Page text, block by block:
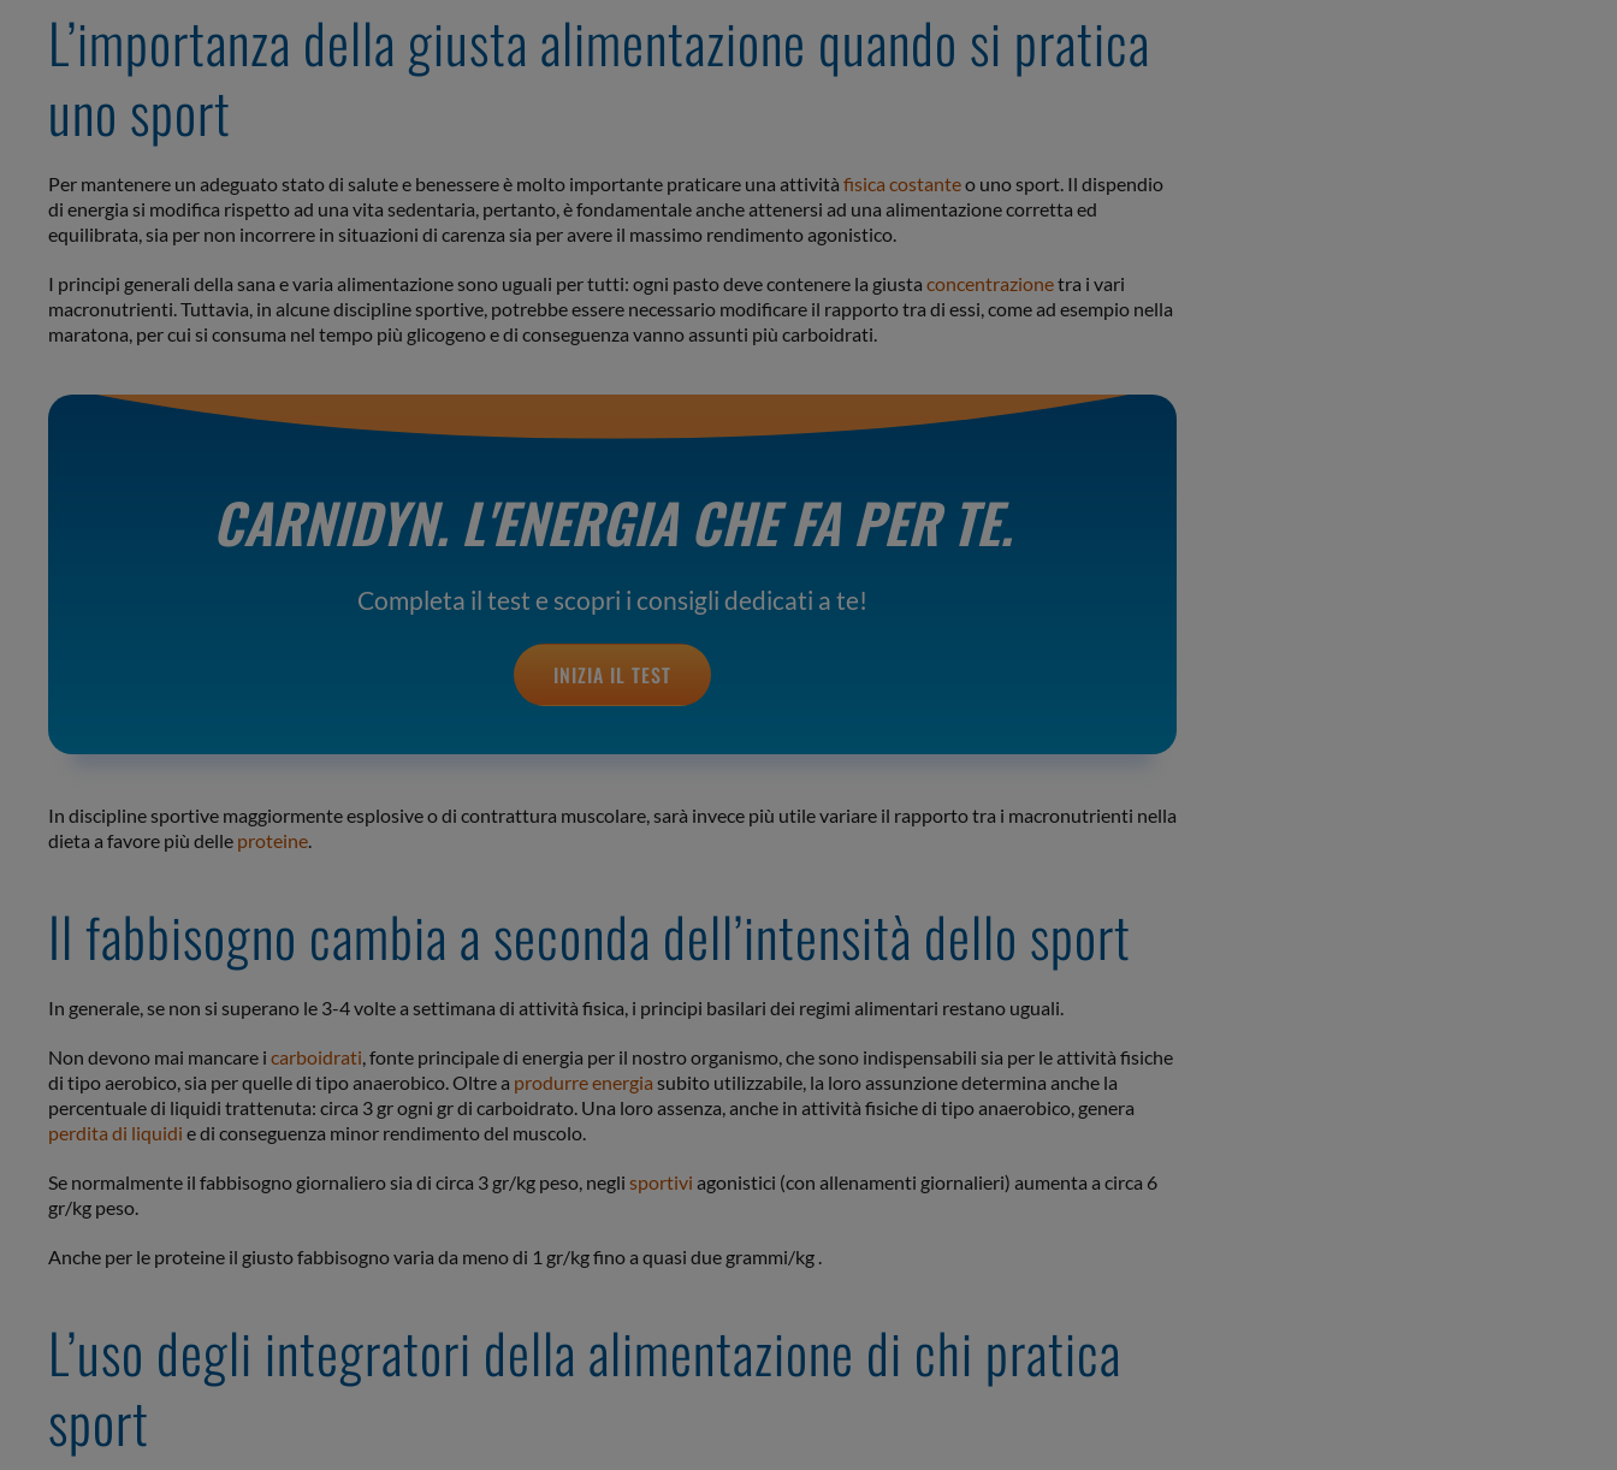
L’importanza della giusta alimentazione quando si pratica
uno sport
Per mantenere un adeguato stato di salute e benessere è molto importante praticare una attività fisica costanteo uno sport. Il dispendio
di energia si modifica rispetto ad una vita sedentaria, pertanto, è fondamentale anche attenersi ad una alimentazione corretta ed
equilibrata, sia per non incorrere in situazioni di carenza sia per avere il massimo rendimento agonistico.
I principi generali della sana e varia alimentazione sono uguali per tutti: ogni pasto deve contenere la giusta concentrazionetra i vari
macronutrienti. Tuttavia, in alcune discipline sportive, potrebbe essere necessario modificare il rapporto tra di essi, come ad esempio nella
maratona, per cui si consuma nel tempo più glicogeno e di conseguenza vanno assunti più carboidrati.
CARNIDYN. L'ENERGIA CHE FA PER TE.
Completa il test e scopri i consigli dedicati a te!
INIZIA IL TEST
In discipline sportive maggiormente esplosive o di contrattura muscolare, sarà invece più utile variare il rapporto tra i macronutrienti nella
dieta a favore più delle proteine.
Il fabbisogno cambia a seconda dell’intensità dello sport
In generale, se non si superano le 3-4 volte a settimana di attività fisica, i principi basilari dei regimi alimentari restano uguali.
Non devono mai mancare i carboidrati, fonte principale di energia per il nostro organismo, che sono indispensabili sia per le attività fisiche
di tipo aerobico, sia per quelle di tipo anaerobico. Oltre a produrre energia subito utilizzabile, la loro assunzione determina anche la
percentuale di liquidi trattenuta: circa 3 gr ogni gr di carboidrato. Una loro assenza, anche in attività fisiche di tipo anaerobico, genera
perdita di liquidi e di conseguenza minor rendimento del muscolo.
Se normalmente il fabbisogno giornaliero sia di circa 3 gr/kg peso, negli sportivi agonistici (con allenamenti giornalieri) aumenta a circa 6
gr/kg peso.
Anche per le proteine il giusto fabbisogno varia da meno di 1 gr/kg fino a quasi due grammi/kg .
L’uso degli integratori della alimentazione di chi pratica
sport